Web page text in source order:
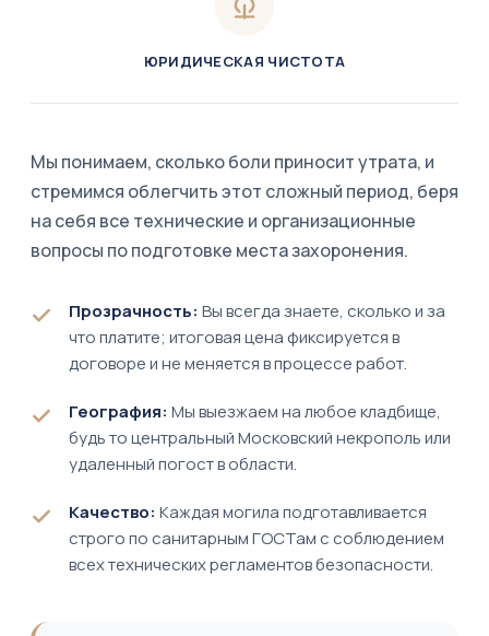
ЮРИДИЧЕСКАЯ ЧИСТОТА
Мы понимаем, сколько боли приносит утрата, и
стремимся облегчить этот сложный период, беря
на себя все технические и организационные
вопросы по подготовке места захоронения.
Прозрачность: Вы всегда знаете, сколько и за
что платите; итоговая цена фиксируется в
договоре и не меняется в процессе работ.
География: Мы выезжаем на любое кладбище,
будь то центральный Московский некрополь или
удаленный погост в области.
Качество: Каждая могила подготавливается
строго по санитарным ГОСТам с соблюдением
всех технических регламентов безопасности.